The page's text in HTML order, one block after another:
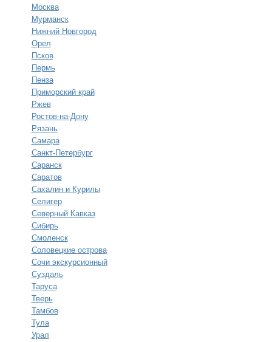
Москва
Мурманск
Нижний Новгород
Орел
Псков
Пермь
Пенза
Приморский край
Ржев
Ростов-на-Дону
Рязань
Самара
Санкт-Петербург
Саранск
Саратов
Сахалин и Курилы
Селигер
Северный Кавказ
Сибирь
Смоленск
Соловецкие острова
Сочи экскурсионный
Суздаль
Таруса
Тверь
Тамбов
Тула
Урал